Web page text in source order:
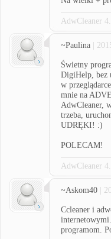
AdwCleaner
~Paulina |
Świetny
DigiHelp, bez
w
mnie na
AdwCleaner,
trzeba,
UDRĘKI! :)
POLECAM!
AdwCleaner
~Askom40 |
Ccleaner i
programom.